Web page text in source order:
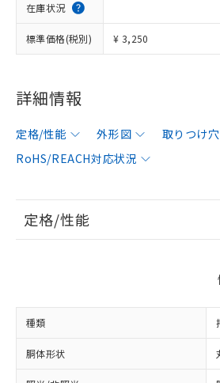
在庫状況
標準価格(税別) ¥ 3,250
詳細情報
定格/性能 外形図 取りつけ
RoHS/REACH対応状況
定格/性能
種類
胴体形状